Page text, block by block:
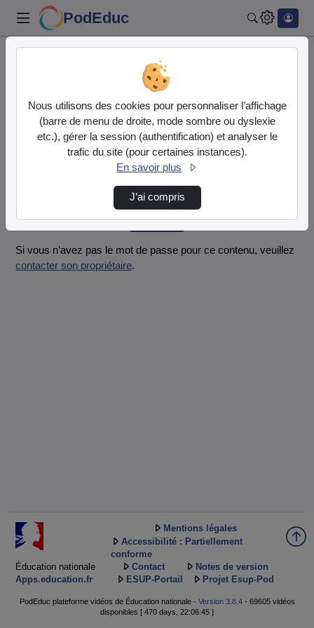
PodEduc
THEO ET LEON.mp4
Mot de passe requis
Cette vidéo est protégée par un mot de passe, veuillez le
fournir et cliquez sur envoyer.
Envoyer
Si vous n’avez pas le mot de passe pour ce contenu, veuillez
contacter son propriétaire.
Éducation nationale
Apps.education.fr
Mentions légales
Accessibilité : Partiellement
conforme
Contact
Notes de version
ESUP-Portail
Projet Esup-Pod
PodEduc plateforme vidéos de Éducation nationale - Version 3.8.4- 69605 vidéos
disponibles [ 470 days, 22:06:45 ]
Nous utilisons des cookies pour personnaliser l’affichage
(barre de menu de droite, mode sombre ou dyslexie
etc.), gérer la session (authentification) et analyser le
trafic du site (pour certaines instances).
En savoir plus
J’ai compris